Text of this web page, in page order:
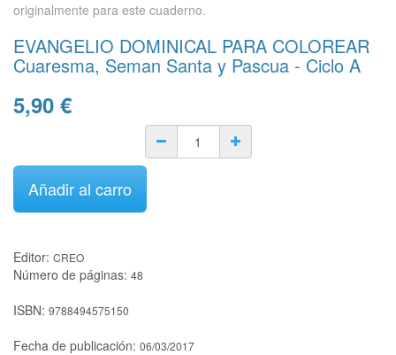
originalmente para este cuaderno.
EVANGELIO DOMINICAL PARA COLOREAR
Cuaresma, Seman Santa y Pascua - Ciclo A
5,90 €
Añadir al carro
Editor: CREO
Número de páginas: 48
ISBN: 9788494575150
Fecha de publicación: 06/03/2017